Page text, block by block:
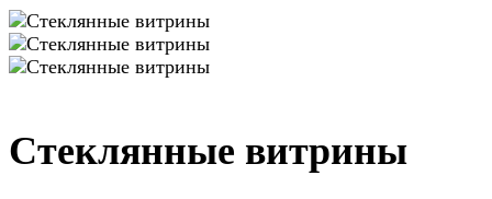
Стеклянные витрины